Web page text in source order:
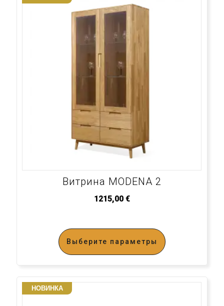
Витрина MODENA 2
1215,00 €
Выберите параметры
НОВИНКА